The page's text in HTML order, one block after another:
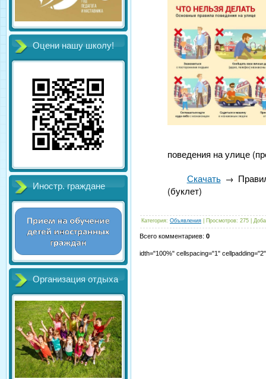
Оцени нашу школу!
Иностр. граждане
Организация отдыха
поведения на улице
Скачать→
(буклет)
Категория: Объявления Просмотров: 275
Всего комментариев: 0
idth="100%" cellspacing="1"